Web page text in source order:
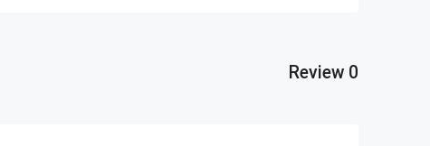
0 Review